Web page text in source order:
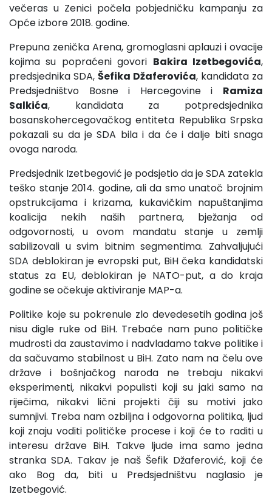
večeras u Zenici počela pobjedničku kampanju za
Opće izbore 2018. godine.
Prepuna zenička Arena, gromoglasni aplauzi i ovacije
kojima su popraćeni govori Bakira Izetbegovića,
predsjednika SDA, Šefika Džaferovića, kandidata za
Predsjedništvo Bosne i Hercegovine i Ramiza
Salkića, kandidata za potpredsjednika
bosanskohercegovačkog entiteta Republika Srpska
pokazali su da je SDA bila i da će i dalje biti snaga
ovoga naroda.
Predsjednik Izetbegović je podsjetio da je SDA zatekla
teško stanje 2014. godine, ali da smo unatoč brojnim
opstrukcijama i krizama, kukavičkim napuštanjima
koalicija nekih naših partnera, bježanja od
odgovornosti, u ovom mandatu stanje u zemlji
sabilizovali u svim bitnim segmentima. Zahvaljujući
SDA deblokiran je evropski put, BiH čeka kandidatski
status za EU, deblokiran je NATO-put, a do kraja
godine se očekuje aktiviranje MAP-a.
Politike koje su pokrenule zlo devedesetih godina još
nisu digle ruke od BiH. Trebaće nam puno političke
mudrosti da zaustavimo i nadvladamo takve politike i
da sačuvamo stabilnost u BiH. Zato nam na čelu ove
države i bošnjačkog naroda ne trebaju nikakvi
eksperimenti, nikakvi populisti koji su jaki samo na
riječima, nikakvi lični projekti čiji su motivi jako
sumnjivi. Treba nam ozbiljna i odgovorna politika, ljud
koji znaju voditi političke procese i koji će to raditi u
interesu države BiH. Takve ljude ima samo jedna
stranka SDA. Takav je naš Šefik Džaferović, koji će
ako Bog da, biti u Predsjedništvu naglasio je
Izetbegović.